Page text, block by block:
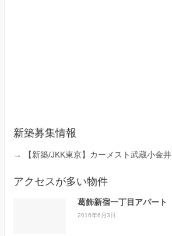
新築募集情報
→ 【新築/JKK東京】カーメスト武蔵小金井
アクセスが多い物件
葛飾新宿一丁目アパート
2016年6月3日